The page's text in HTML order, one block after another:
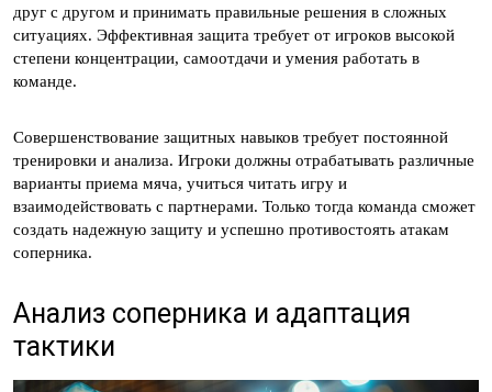
друг с другом и принимать правильные решения в сложных
ситуациях. Эффективная защита требует от игроков высокой
степени концентрации, самоотдачи и умения работать в
команде.
Совершенствование защитных навыков требует постоянной
тренировки и анализа. Игроки должны отрабатывать различные
варианты приема мяча, учиться читать игру и
взаимодействовать с партнерами. Только тогда команда сможет
создать надежную защиту и успешно противостоять атакам
соперника.
Анализ соперника и адаптация
тактики